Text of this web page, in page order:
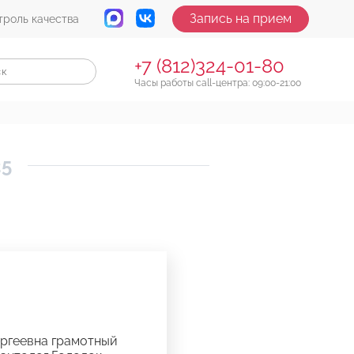
качества Запись на прием
+7 (812)324-01-80
Часы работы call-центра: 09:00-21:00
грамотный